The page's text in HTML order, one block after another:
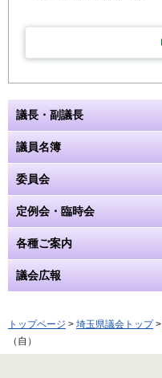
議長・副議長
議員名簿
委員会
定例会・臨時会
各種ご案内
議会広報
トップページ > 埼玉県議会トップ>
（自）